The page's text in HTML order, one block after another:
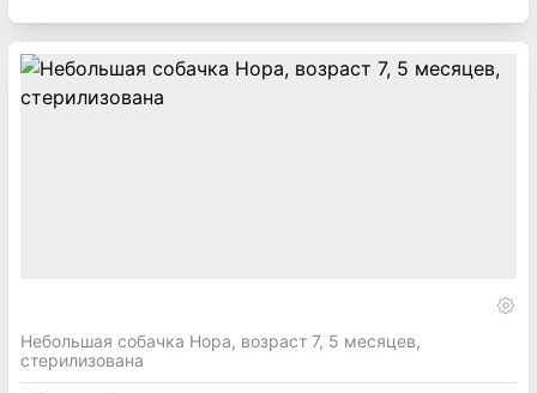
Небольшая собачка Нора, возраст 7, 5 месяцев,
стерилизована